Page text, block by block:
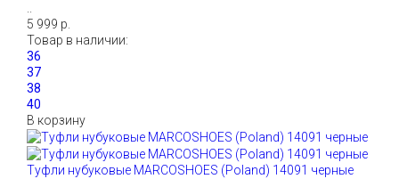
5 999 р.
Товар в наличии:
В корзину
Туфли нубуковые MARCOSHOES (Poland) 14091 черные